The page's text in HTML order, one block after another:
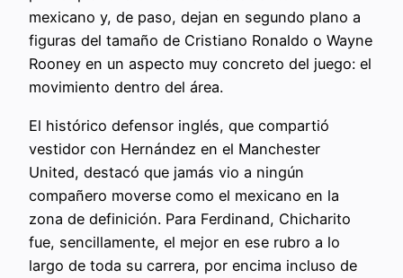
mexicano y, de paso, dejan en segundo plano a
figuras del tamaño de Cristiano Ronaldo o Wayne
Rooney en un aspecto muy concreto del juego: el
movimiento dentro del área.
El histórico defensor inglés, que compartió
vestidor con Hernández en el Manchester
United, destacó que jamás vio a ningún
compañero moverse como el mexicano en la
zona de definición. Para Ferdinand, Chicharito
fue, sencillamente, el mejor en ese rubro a lo
largo de toda su carrera, por encima incluso de